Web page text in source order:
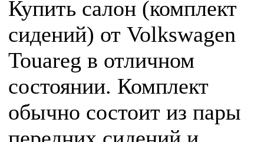
Купить салон (комплект
сидений) от Volkswagen
Touareg в отличном
состоянии. Комплект
обычно состоит из пары